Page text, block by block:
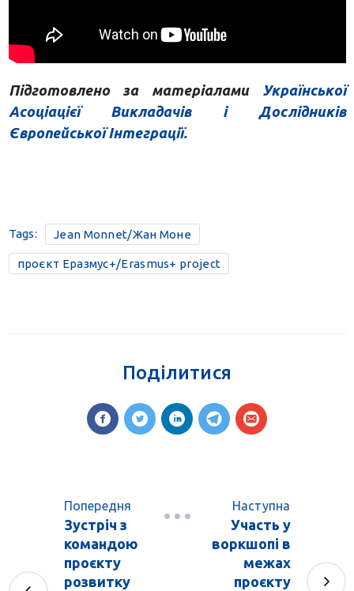
Підготовлено за матеріалами Української
Асоціацієї Викладачів і Дослідників
Європейської Інтеграції.
Tags: Jean Monnet/Жан Моне
проєкт Еразмус+/Erasmus+ project
Поділитися
Попередня
Зустріч з
командою
проєкту
розвитку
Наступна
Участь у
воркшопі в
межах
проєкту